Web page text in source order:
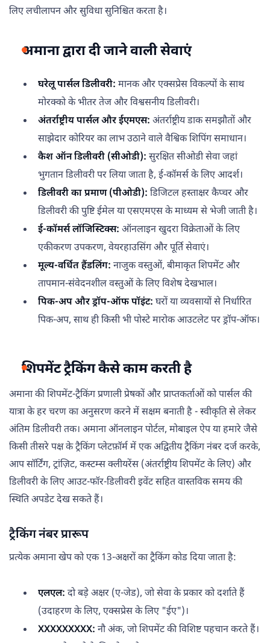
लिए लचीलापन और सुविधा सुनिश्चित करता है।
अमाना द्वारा दी जाने वाली सेवाएं
घरेलू पार्सल डिलीवरी: मानक और एक्सप्रेस विकल्पों के साथ
मोरक्को के भीतर तेज और विश्वसनीय डिलीवरी।
अंतर्राष्ट्रीय पार्सल और ईएमएस: अंतर्राष्ट्रीय डाक समझौतों और
साझेदार कोरियर का लाभ उठाने वाले वैश्विक शिपिंग समाधान।
कैश ऑन डिलीवरी (सीओडी): सुरक्षित सीओडी सेवा जहां
भुगतान डिलीवरी पर लिया जाता है, ई-कॉमर्स के लिए आदर्श।
डिलीवरी का प्रमाण (पीओडी): डिजिटल हस्ताक्षर कैप्चर और
डिलीवरी की पुष्टि ईमेल या एसएमएस के माध्यम से भेजी जाती है।
ई-कॉमर्स लॉजिस्टिक्स: ऑनलाइन खुदरा विक्रेताओं के लिए
एकीकरण उपकरण, वेयरहाउसिंग और पूर्ति सेवाएं।
मूल्य-वर्धित हैंडलिंग: नाजुक वस्तुओं, बीमाकृत शिपमेंट और
तापमान-संवेदनशील वस्तुओं के लिए विशेष देखभाल।
पिक-अप और ड्रॉप-ऑफ पॉइंट: घरों या व्यवसायों से निर्धारित
पिक-अप, साथ ही किसी भी पोस्टे मारोक आउटलेट पर ड्रॉप-ऑफ।
शिपमेंट ट्रैकिंग कैसे काम करती है
अमाना की शिपमेंट-ट्रैकिंग प्रणाली प्रेषकों और प्राप्तकर्ताओं को पार्सल की
यात्रा के हर चरण का अनुसरण करने में सक्षम बनाती है - स्वीकृति से लेकर
अंतिम डिलीवरी तक। अमाना ऑनलाइन पोर्टल, मोबाइल ऐप या हमारे जैसे
किसी तीसरे पक्ष के ट्रैकिंग प्लेटफ़ॉर्म में एक अद्वितीय ट्रैकिंग नंबर दर्ज करके,
आप सॉर्टिंग, ट्रांज़िट, कस्टम्स क्लीयरेंस (अंतर्राष्ट्रीय शिपमेंट के लिए) और
डिलीवरी के लिए आउट-फॉर-डिलीवरी इवेंट सहित वास्तविक समय की
स्थिति अपडेट देख सकते हैं।
ट्रैकिंग नंबर प्रारूप
प्रत्येक अमाना खेप को एक 13-अक्षरों का ट्रैकिंग कोड दिया जाता है:
एलएल: दो बड़े अक्षर (ए-जेड), जो सेवा के प्रकार को दर्शाते हैं
(उदाहरण के लिए, एक्सप्रेस के लिए "ईए")।
XXXXXXXXX: नौ अंक, जो शिपमेंट की विशिष्ट पहचान करते हैं।